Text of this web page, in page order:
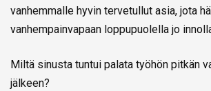
vanhemmalle hyvin tervetullut asia, jota
vanhempainvapaan loppupuolella jo
Miltä sinusta tuntui palata työhön pitkän
jälkeen?